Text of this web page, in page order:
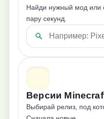
Найди нужный мод или
пару секунд.
Версии
Выбирай релиз, под